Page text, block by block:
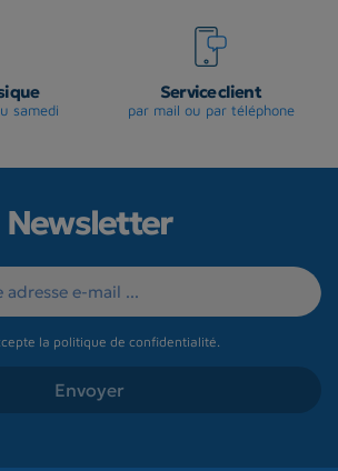
samedi
Service client
par mail ou par téléphone
Newsletter
la politique de confidentialité.